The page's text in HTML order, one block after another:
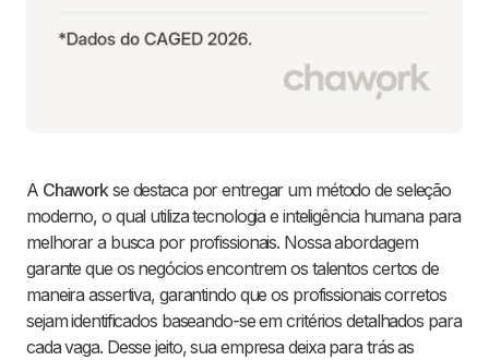
A Chaworkse destaca por entregar um método de seleção
moderno, o qual utiliza tecnologia e inteligência humana para
melhorar a busca por profissionais. Nossa abordagem
garante que os negócios encontrem os talentos certos de
maneira assertiva, garantindo que os profissionais corretos
sejam identificados baseando-se em critérios detalhados para
cada vaga. Desse jeito, sua empresa deixa para trás as